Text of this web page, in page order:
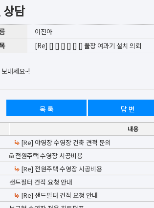
상담
이진아
[Re] [] [] [] [] [] [] 풀장 여과기 설치 의뢰
내세요~!
목 록 답 변
내용
[Re] 야영장 수영장 건축 견적 문의
전원주택 수영장 시공비용
[Re] 전원주택 수영장 시공비용
샌드필터 견적 요청 안내
[Re] 샌드필터 견적 요청 안내